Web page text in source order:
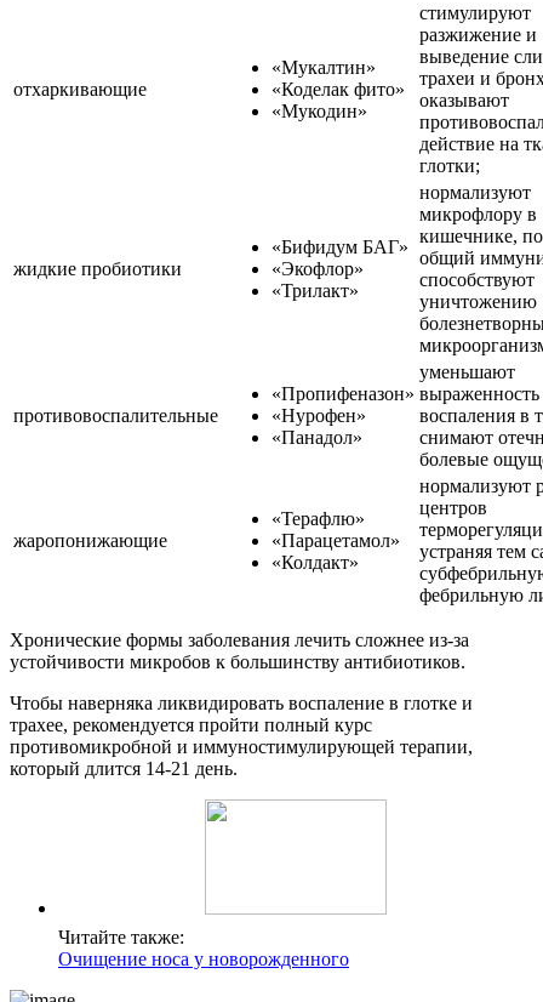
отхаркивающие
«Мукалтин»
«Коделак фито»
«Мукодин»
стимулируют
разжижение и
выведение
трахеи и
оказывают
действие на
глотки;
жидкие пробиотики
«Бифидум БАГ»
«Экофлор»
«Трилакт»
нормализуют
микрофлору в
кишечнике,
общий
способствуют
уничтожению
противовоспалительные
«Пропифеназон»
«Нурофен»
«Панадол»
уменьшают
выраженность
воспаления в
снимают
болевые
жаропонижающие
«Терафлю»
«Парацетамол»
«Колдакт»
нормализуют
центров
устраняя тем
фебрильную
Хронические формы заболевания лечить сложнее из-за
устойчивости микробов к большинству антибиотиков.
Чтобы наверняка ликвидировать воспаление в глотке и
трахее, рекомендуется пройти полный курс
противомикробной и иммуностимулирующей терапии,
который длится 14-21 день.
Читайте также:
Очищение носа у новорожденного